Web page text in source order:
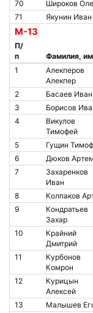
70 Широков
71
Якунин Иван
М-13
П/
п
Фамилия,
1
Алекперов
Алекпер
2 Басаев Иван
3
Борисов
4
Викулов
Тимофей
5 Гущин
6
Дюков Артем
7
Захаренков
Иван
8 Колпаков
9
Кондратьев
Захар
10
Крайний
Дмитрий
11
Курбонов
Комрон
12
Курицын
Алексей
13 Малышев